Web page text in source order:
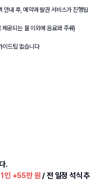
안내 후, 예약과 발권 서비스가 진행됩
공되는 물 이외에 음료와 주류)
이드팁 없습니다
.
1인 +55만 원 / 전 일정 석식 추